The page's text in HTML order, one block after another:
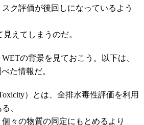
ク評価が後回しになっているよう
えてしまうのだ。
の背景を見ておこう。以下は、
た情報だ。
）とは、全排水毒性評価を利用
、
々の物質の同定にもとめるより